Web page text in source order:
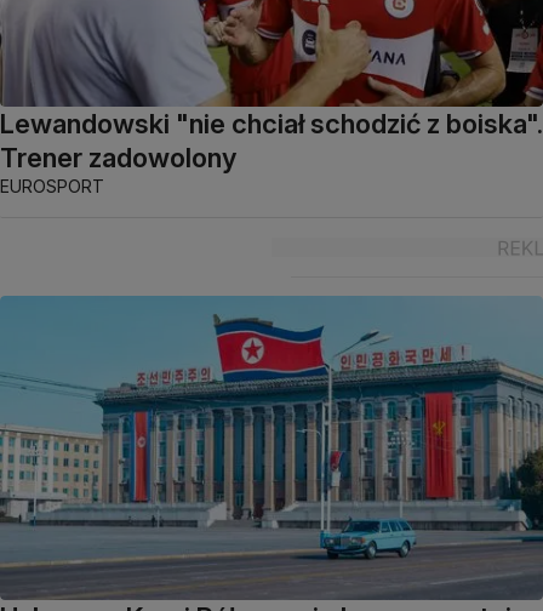
Lewandowski "nie chciał schodzić z boiska".
Trener zadowolony
EUROSPORT